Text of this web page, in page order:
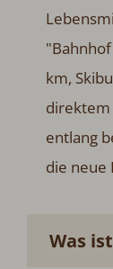
km,
direktem
entlang
die neue
Was